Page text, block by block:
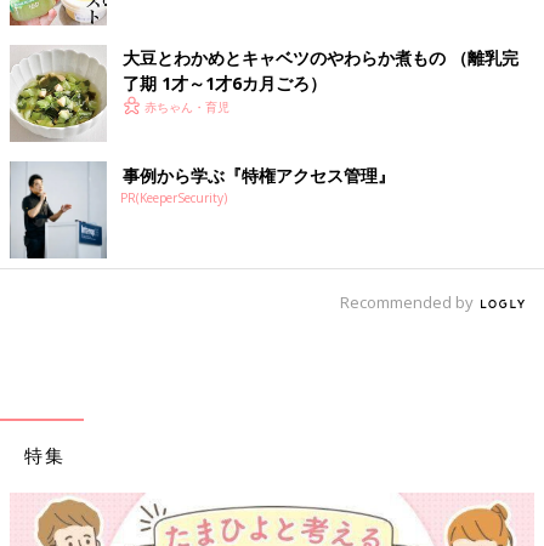
大豆とわかめとキャベツのやわらか煮もの （離乳完
了期 1才～1才6カ月ごろ）
赤ちゃん・育児
事例から学ぶ『特権アクセス管理』
PR(KeeperSecurity)
Recommended by
特集